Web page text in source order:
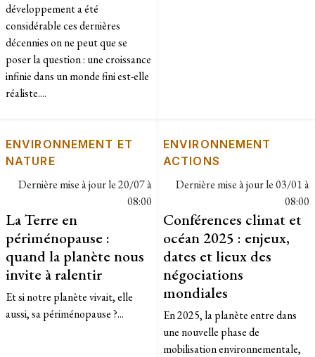
développement a été
considérable ces dernières
décennies on ne peut que se
poser la question : une croissance
infinie dans un monde fini est-elle
réaliste....
ENVIRONNEMENT ET
NATURE
Dernière mise à jour le20/07 à
08:00
La Terre en
périménopause :
quand la planète nous
invite à ralentir
Et si notre planète vivait, elle
aussi, sa périménopause ?...
ENVIRONNEMENT
ACTIONS
Dernière mise à jour le03/01 à
08:00
Conférences climat et
océan 2025 : enjeux,
dates et lieux des
négociations
mondiales
En 2025, la planète entre dans
une nouvelle phase de
mobilisation environnementale,